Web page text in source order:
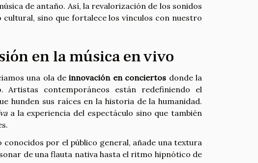
de antaño. Así, la revalorización de los sonidos
sino que fortalece los vínculos con nuestro
en la música en vivo
una ola deinnovación en conciertos donde la
contemporáneos están redefiniendo el
hunden sus raíces en la historia de la humanidad.
a la experiencia del espectáculo sino que también
conocidos por el público general, añade una textura
de una flauta nativa hasta el ritmo hipnótico de